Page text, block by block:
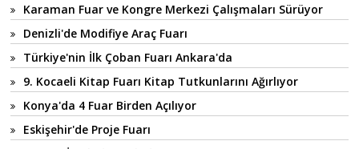
Karaman Fuar ve Kongre Merkezi Çalışmaları Sürüyor
Denizli'de Modifiye Araç Fuarı
Türkiye'nin İlk Çoban Fuarı Ankara'da
9. Kocaeli Kitap Fuarı Kitap Tutkunlarını Ağırlıyor
Konya'da 4 Fuar Birden Açılıyor
Eskişehir'de Proje Fuarı